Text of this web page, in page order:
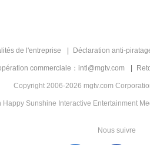
de l'entreprise Déclaration anti-
commerciale：intl@mgtv.com
Copyright 2006-2026 mgtv.com
Happy Sunshine Interactive Entertainment
Nous suivre